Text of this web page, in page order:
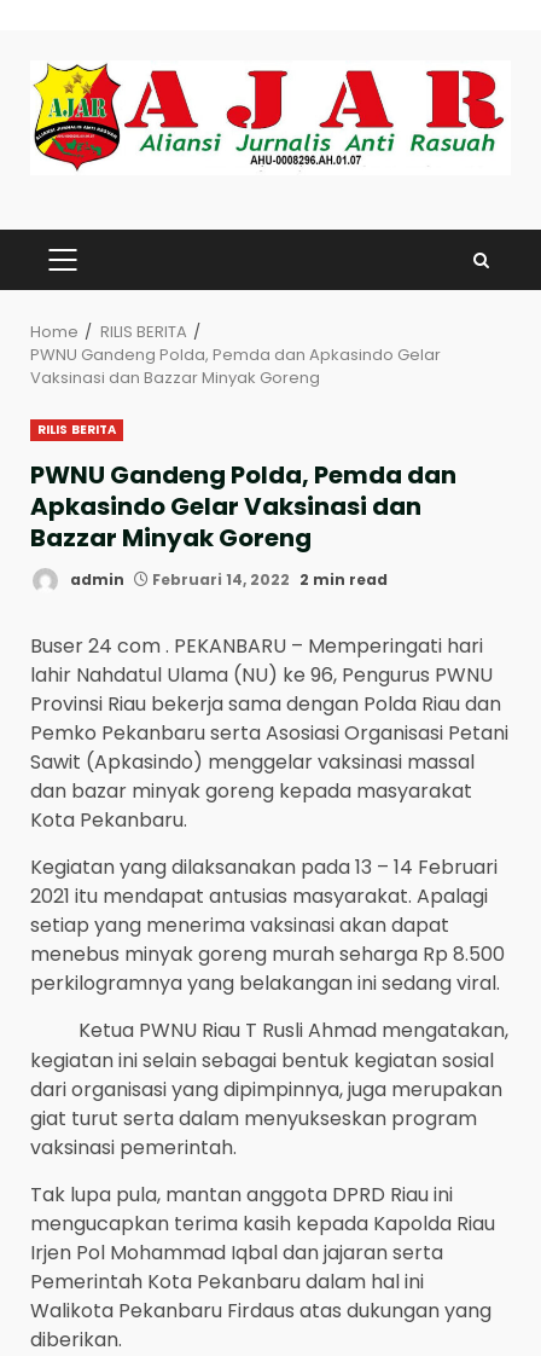
content
PRIMARY
MENU
Home
RILIS BERITA
PWNU Gandeng Polda, Pemda dan Apkasindo Gelar
Vaksinasi dan Bazzar Minyak Goreng
RILIS BERITA
PWNU Gandeng Polda, Pemda dan
Apkasindo Gelar Vaksinasi dan
Bazzar Minyak Goreng
admin Februari 14, 2022 2 min read
Buser 24 com . PEKANBARU – Memperingati hari
lahir Nahdatul Ulama (NU) ke 96, Pengurus PWNU
Provinsi Riau bekerja sama dengan Polda Riau dan
Pemko Pekanbaru serta Asosiasi Organisasi Petani
Sawit (Apkasindo) menggelar vaksinasi massal
dan bazar minyak goreng kepada masyarakat
Kota Pekanbaru.
Kegiatan yang dilaksanakan pada 13 – 14 Februari
2021 itu mendapat antusias masyarakat. Apalagi
setiap yang menerima vaksinasi akan dapat
menebus minyak goreng murah seharga Rp 8.500
perkilogramnya yang belakangan ini sedang viral.
Ketua PWNU Riau T Rusli Ahmad mengatakan,
kegiatan ini selain sebagai bentuk kegiatan sosial
dari organisasi yang dipimpinnya, juga merupakan
giat turut serta dalam menyukseskan program
vaksinasi pemerintah.
Tak lupa pula, mantan anggota DPRD Riau ini
mengucapkan terima kasih kepada Kapolda Riau
Irjen Pol Mohammad Iqbal dan jajaran serta
Pemerintah Kota Pekanbaru dalam hal ini
Walikota Pekanbaru Firdaus atas dukungan yang
diberikan.